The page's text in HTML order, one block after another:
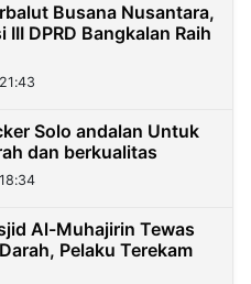
Busana Nusantara,
III DPRD Bangkalan Raih
Solo andalan Untuk
dan berkualitas
Al-Muhajirin Tewas
Pelaku Terekam